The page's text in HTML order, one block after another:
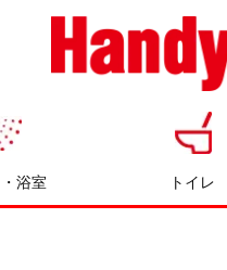
お風呂やキッチンの
浴室 トイレ